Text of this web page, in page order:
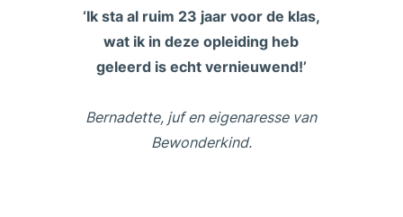
‘Ik sta al ruim 23 jaar voor de klas,
wat ik in deze opleiding heb
geleerd is echt vernieuwend!’
Bernadette, juf en eigenaresse van
Bewonderkind.